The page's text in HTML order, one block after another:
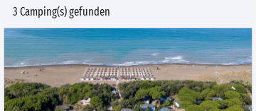
3 Camping(s) gefunden